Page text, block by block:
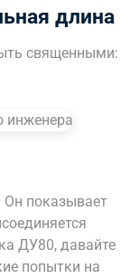
длина
священными:
Он показывает
ДУ80, давайте
попытки на